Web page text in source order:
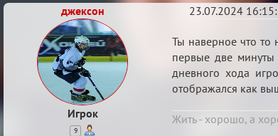
джексон
Игрок
9
23.07.2024
Re:
Баг
с
таймами
Ты наверное что то
первые две минуты
дневного хода
отображался как
Жить - хорошо, а